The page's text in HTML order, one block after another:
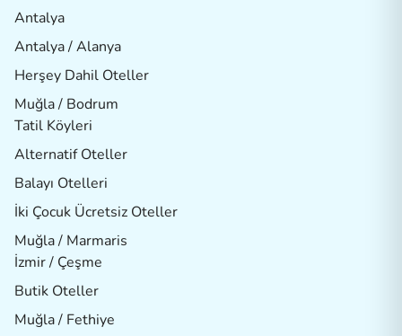
Antalya
Antalya / Alanya
Herşey Dahil Oteller
Muğla / Bodrum
Tatil Köyleri
Alternatif Oteller
Balayı Otelleri
İki Çocuk Ücretsiz Oteller
Muğla / Marmaris
İzmir / Çeşme
Butik Oteller
Muğla / Fethiye